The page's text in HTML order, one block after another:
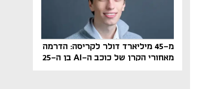
מ-45 מיליארד דולר לקריסה: הדרמה
מאחורי הקרן של כוכב ה-AI בן ה-25